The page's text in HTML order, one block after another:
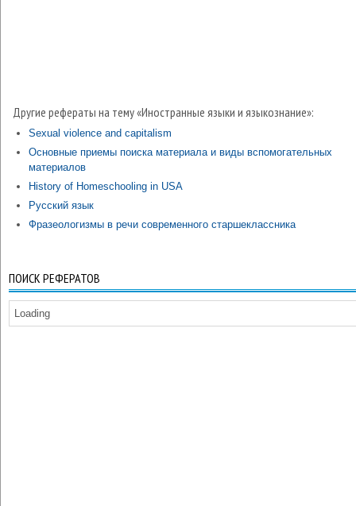
Другие рефераты на тему «Иностранные языки и языкознание»:
Sexual violence and capitalism
Основные приемы поиска материала и виды вспомогательных
материалов
History of Homeschooling in USA
Русский язык
Фразеологизмы в речи современного старшеклассника
ПОИСК РЕФЕРАТОВ
Loading